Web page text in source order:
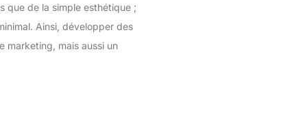
que de la simple esthétique ;
Ainsi, développer des
marketing, mais aussi un